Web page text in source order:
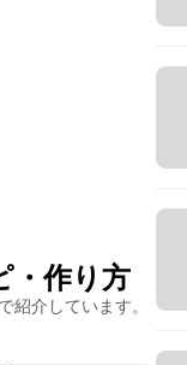
作り方
紹介しています。